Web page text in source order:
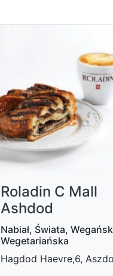
Roladin C Mall
Ashdod
Nabiał, Świata,
Wegetariańska
Hagdod Haevre,6,